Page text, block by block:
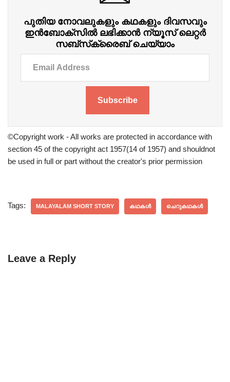
പുതിയ നോവലുകളും കഥകളും ദിവസവും
ഇന്‍ബോക്‌സില്‍ ലഭിക്കാന്‍ ന്യൂസ് ലെറ്റർ
സബ്‌സ്‌ക്രൈബ് ചെയ്യാം
Subscribe
©Copyright work - All works are protected in accordance with
section 45 of the copyright act 1957(14 of 1957) and shouldnot
be used in full or part without the creator's prior permission
Tags: MALAYALAM SHORT STORY കഥകൾ ചെറുകഥകൾ
Leave a Reply